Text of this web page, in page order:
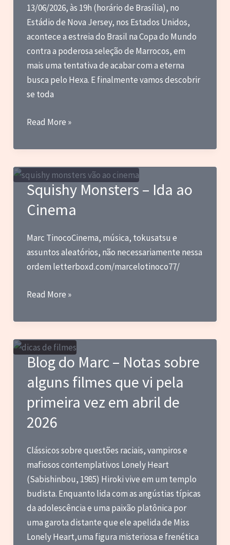
pela
primeira
vez
em
maio
de
2026
13/06/2026, às 19h (horário de Brasília), no
Estádio de Nova Jersey, nos Estados Unidos,
acontece a estreia do Brasil na Copa do Mundo
contra a poderosa seleção de Marrocos, em
mais uma tentativa de acabar com a eterna
busca pelo Hexa. E finalmente vamos descobrir
se toda
Blog
Marc
–
Hexa,
Discos
Vivos
Lanternas
Read More »
Squishy Monsters – Ida ao
Cinema
Marc TinocoCinema, música, tokusatsu e
assuntos aleatórios, não necessariamente nessa
ordem letterboxd.com/marcelotinoco77/
Squishy
–
Ida
ao
Cinema
Read More »
Blog do Marc – Notas sobre
alguns filmes que vi pela
primeira vez em abril de
2026
Clássicos sobre questões raciais, vampiros e
mafiosos contemplativos Lonely Heart
(Sabishinbou, 1985) Hiroki vive em um templo
budista. Enquanto lida com as angústias típicas
da adolescência e uma paixão platônica por
uma garota distante que ele apelida de Miss
Lonely Heart,uma figura misteriosa e frenética